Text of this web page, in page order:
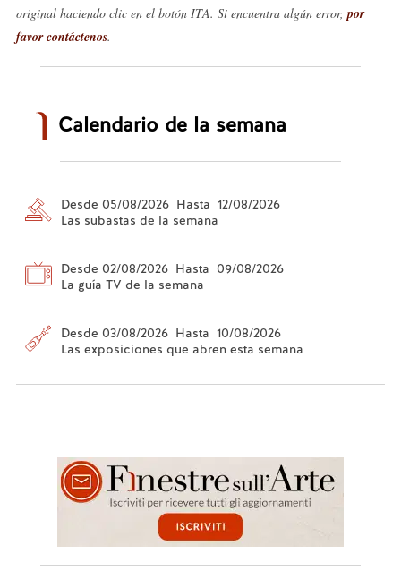
original haciendo clic en el botón ITA. Si encuentra algún error, por
favor contáctenos.
Calendario de la semana
Desde 05/08/2026 Hasta 12/08/2026
Las subastas de la semana
Desde 02/08/2026 Hasta 09/08/2026
La guía TV de la semana
Desde 03/08/2026 Hasta 10/08/2026
Las exposiciones que abren esta semana